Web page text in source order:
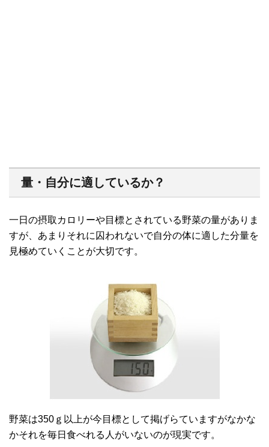
量・自分に適しているか？
一日の摂取カロリーや目標とされている野菜の量がありま
すが、あまりそれに囚われないで自分の体に適した分量を
見極めていくことが大切です。
野菜は350ｇ以上が今目標として掲げらていますがなかな
かそれを毎日食べれる人がいないのが現実です。